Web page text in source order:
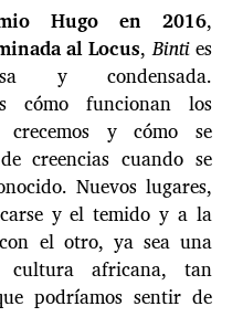
Hugo en 2016,
al Locus,Binties
y condensada.
cómo funcionan los
y cómo se
creencias cuando se
Nuevos lugares,
y el temido y a la
el otro, ya sea una
africana, tan
podríamos sentir de